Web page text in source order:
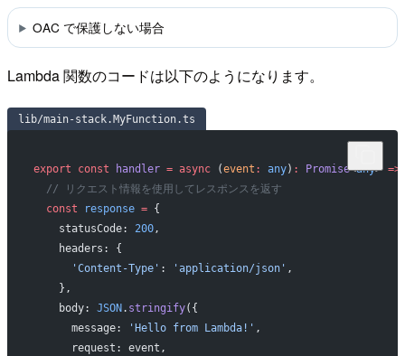
OAC で保護しない場合
Lambda 関数のコードは以下のようになります。
lib/main-stack.MyFunction.ts
export const handler = async (event : any) : Promise<any> =>
  // リクエスト情報を使用してレスポンスを返す
  const
response = {
    statusCode:
200,
    headers: {
      'Content-Type'
: 'application/json' ,
    },
    body:
JSON . stringify({
      message:
'Hello from Lambda!' ,
      request: event,